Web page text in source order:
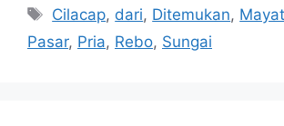
Tag
Cilacap, dari, Ditemukan, Mayat
Pasar, Pria, Rebo, Sungai